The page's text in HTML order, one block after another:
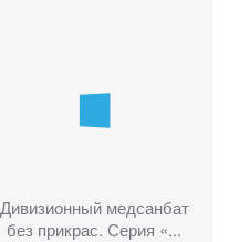
Дивизионный медсанбат
без прикрас. Серия «...